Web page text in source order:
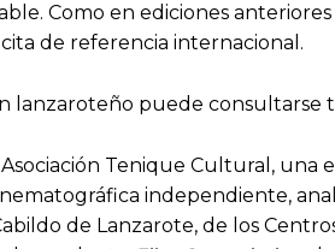
Como en ediciones
de referencia internacional.
lanzaroteño puede
Tenique Cultural,
independiente,
de Lanzarote, de los